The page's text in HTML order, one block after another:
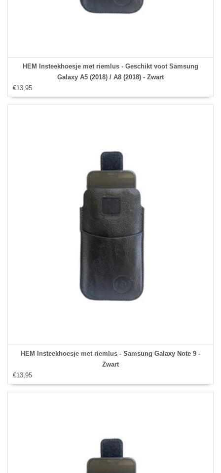
HEM Insteekhoesje met riemlus - Geschikt voot Samsung
Galaxy A5 (2018) / A8 (2018) - Zwart
€13,95
HEM Insteekhoesje met riemlus - Samsung Galaxy Note 9 -
Zwart
€13,95